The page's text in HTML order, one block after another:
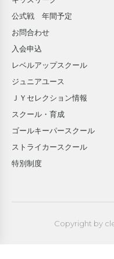
公式戦 年間予定
お問合わせ
入会申込
レベルアップスクール
ジュニアユース
ＪＹセレクション情報
スクール・育成
ゴールキーパースクール
ストライカースクール
特別制度
Copyright by